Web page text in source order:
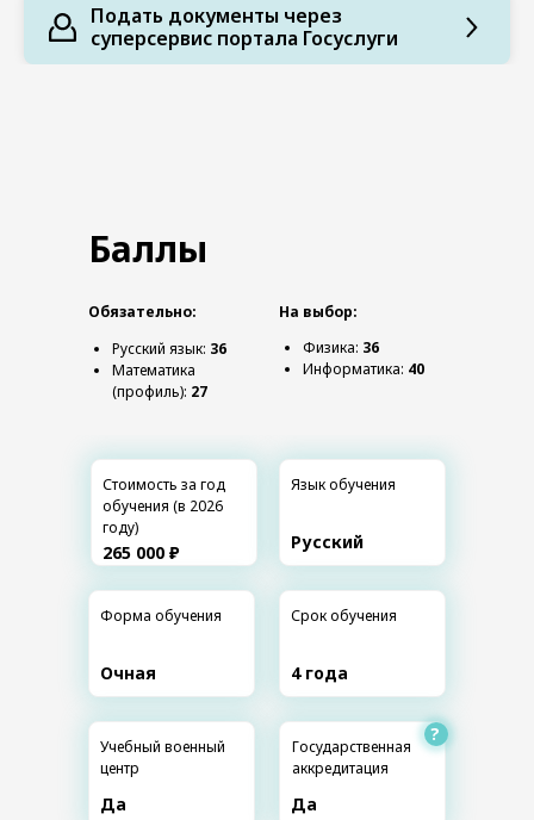
Подать документы через
суперсервис портала Госуслуги
Баллы
Русский язык: 36
Математика
(профиль): 27
Обязательно:
Физика: 36
Информатика: 40
На выбор:
Стоимость за год
обучения (в 2026
году)
265 000 ₽
Язык обучения
Русский
Форма обучения
Очная
Срок обучения
4 года
Учебный военный
центр
Да
Государственная
аккредитация
Да
?